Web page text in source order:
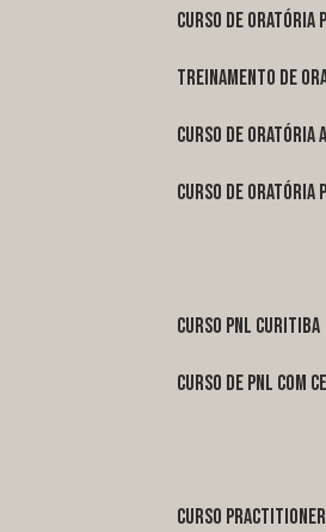
curso de oratória
treinamento de
curso de oratória
curso de oratória
curso pnl Curitiba
curso de pnl com
curso